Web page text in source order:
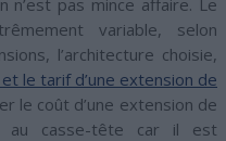
n’est pas mince affaire. Le
variable, selon
l’architecture choisie,
le tarif d’une extension de
le coût d’une extension de
au casse-tête car il est